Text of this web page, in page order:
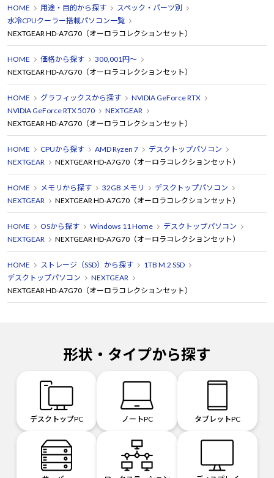
HOME 用途・目的から探す
スペック・パーツ別
水冷CPUクーラー搭載パソコン一覧
NEXTGEAR HD-A7G70（オーロラコレクションセット）
HOME 価格から探す
300,001円～
NEXTGEAR HD-A7G70（オーロラコレクションセット）
HOME グラフィックスから探す
NVIDIA GeForce RTX
NVIDIA GeForce RTX 5070
NEXTGEAR
NEXTGEAR HD-A7G70（オーロラコレクションセット）
HOME CPUから探す AMD Ryzen 7
デスクトップパソコン
NEXTGEAR
NEXTGEAR HD-A7G70（オーロラコレクションセット）
HOME メモリから探す 32GB メモリ
デスクトップパソコン
NEXTGEAR
NEXTGEAR HD-A7G70（オーロラコレクションセット）
HOME OSから探す Windows 11 Home
デスクトップパソコン
NEXTGEAR
NEXTGEAR HD-A7G70（オーロラコレクションセット）
HOME ストレージ（SSD）から探す
1TB M.2 SSD
デスクトップパソコン
NEXTGEAR
NEXTGEAR HD-A7G70（オーロラコレクションセット）
形状・タイプから探す
デスクトップPC ノートPC タブレットPC